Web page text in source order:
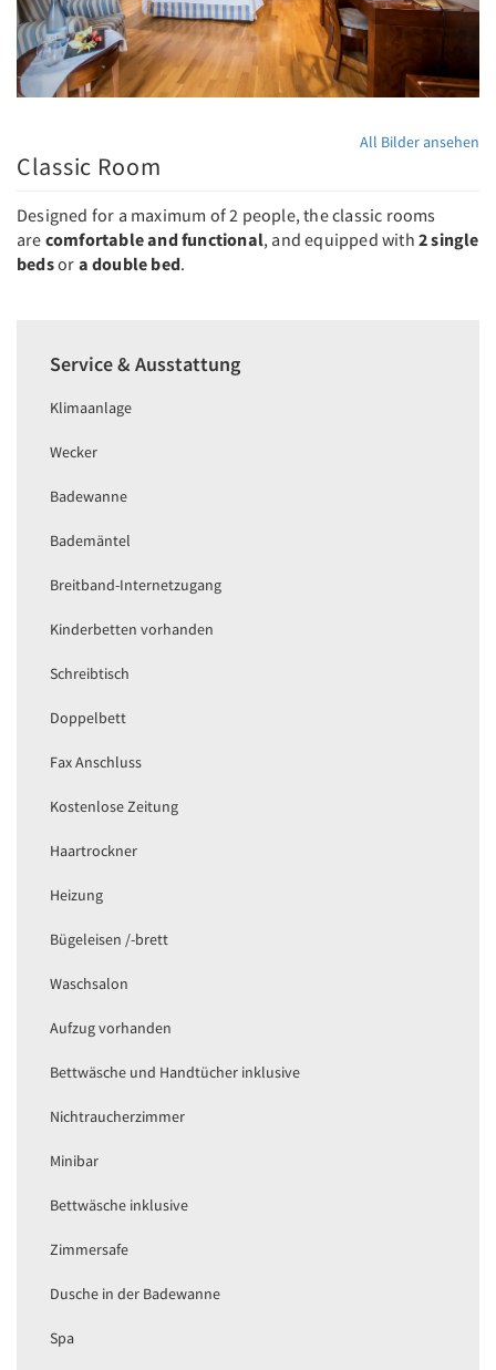
All Bilder ansehen
Classic Room
Designed for a maximum of 2 people, the classic rooms
are comfortable and functional, and equipped with2 single
bedsor a double bed.
Service & Ausstattung
Klimaanlage
Wecker
Badewanne
Bademäntel
Breitband-Internetzugang
Kinderbetten vorhanden
Schreibtisch
Doppelbett
Fax Anschluss
Kostenlose Zeitung
Haartrockner
Heizung
Bügeleisen /-brett
Waschsalon
Aufzug vorhanden
Bettwäsche und Handtücher inklusive
Nichtraucherzimmer
Minibar
Bettwäsche inklusive
Zimmersafe
Dusche in der Badewanne
Spa